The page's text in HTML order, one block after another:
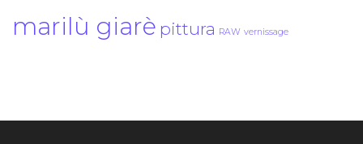
marilù giarè pittura RAW vernissage